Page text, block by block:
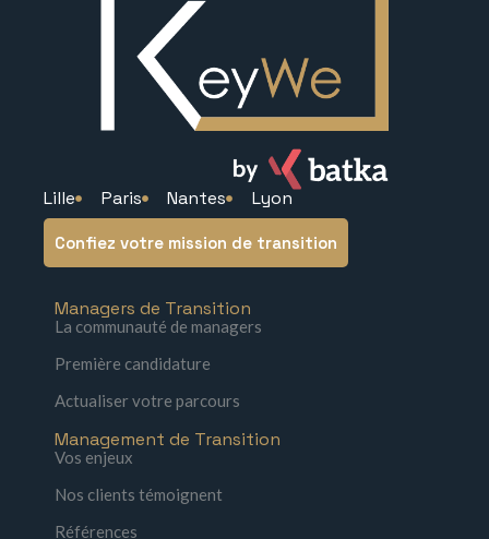
Lille Paris Nantes Lyon
Confiez votre mission de transition
Managers de Transition
La communauté de managers
Première candidature
Actualiser votre parcours
Management de Transition
Vos enjeux
Nos clients témoignent
Références